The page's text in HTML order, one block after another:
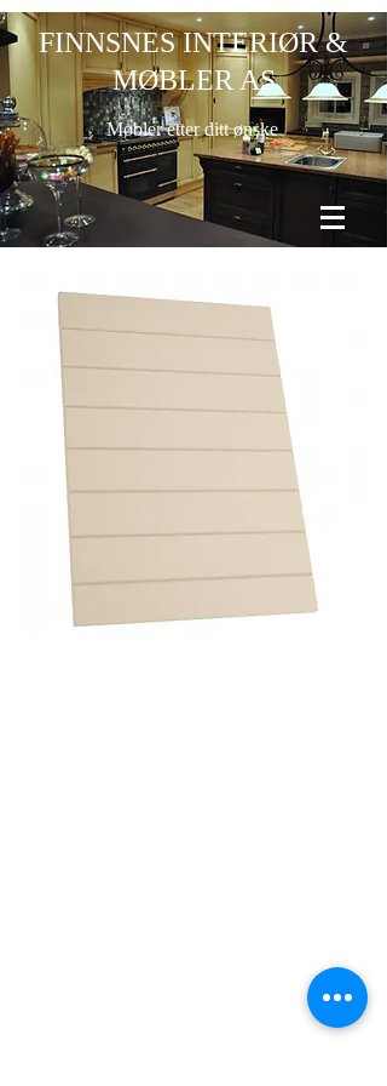
FINNSNES INTERIØR &
MØBLER AS
Møbler etter ditt ønske